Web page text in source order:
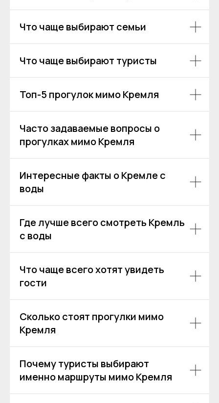
Что чаще выбирают семьи
Что чаще выбирают туристы
Топ-5 прогулок мимо Кремля
Часто задаваемые вопросы о
прогулках мимо Кремля
Интересные факты о Кремле с
воды
Где лучше всего смотреть Кремль
с воды
Что чаще всего хотят увидеть
гости
Сколько стоят прогулки мимо
Кремля
Почему туристы выбирают
именно маршруты мимо Кремля
Согласие на обработку персональных данных
ИП Зимин Дмитрий Вячеславович
ИНН 631625216995
Аренда яхт
VIP КРУИЗЫ
Расписание
История компании
Пользовательское соглашение